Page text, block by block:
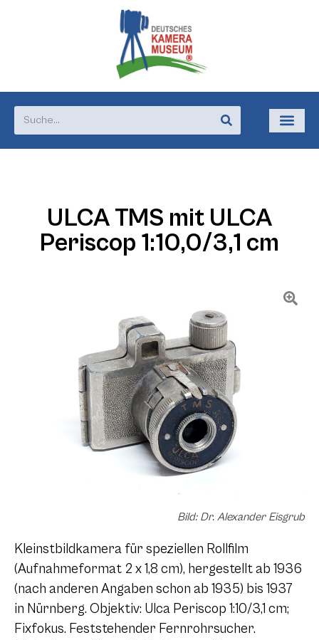
ULCA TMS mit ULCA
Periscop 1:10,0/3,1 cm
Bild: Dr. Alexander Eisgrub
Kleinstbildkamera für speziellen Rollfilm
(Aufnahmeformat 2 x 1,8 cm), hergestellt ab 1936
(nach anderen Angaben schon ab 1935) bis 1937
in Nürnberg. Objektiv: Ulca Periscop 1:10/3,1 cm;
Fixfokus. Feststehender Fernrohrsucher.